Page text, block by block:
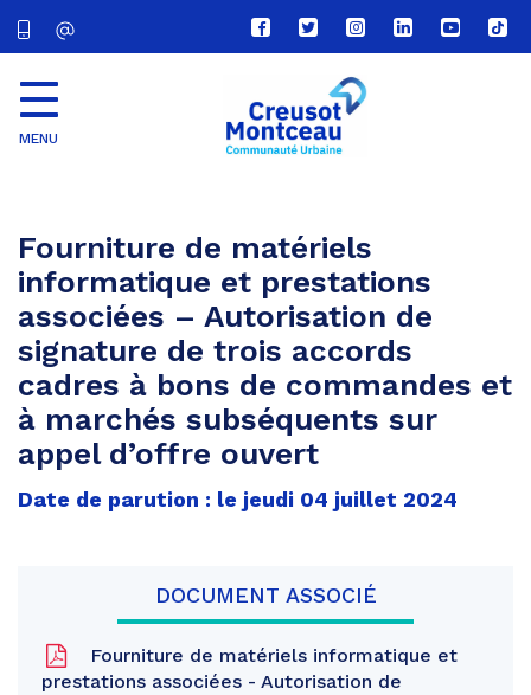
Lien
vers
compte
Facebook
Lien
vers
compte
Twitter
Lien
vers
le
compte
Lien
vers
Lien
vers
Lien
vers
MENU
Fourniture de matériels
informatique et prestations
associées – Autorisation de
signature de trois accords
cadres à bons de commandes et
à marchés subséquents sur
appel d’offre ouvert
Date de parution : le jeudi 04 juillet 2024
DOCUMENT ASSOCIÉ
Fourniture de matériels informatique et
prestations associées - Autorisation de